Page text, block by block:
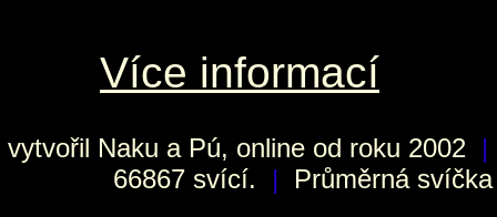
Více informací
vytvořil Naku a Pú, online od roku 2002 |
66867 svící.
| Průměrná